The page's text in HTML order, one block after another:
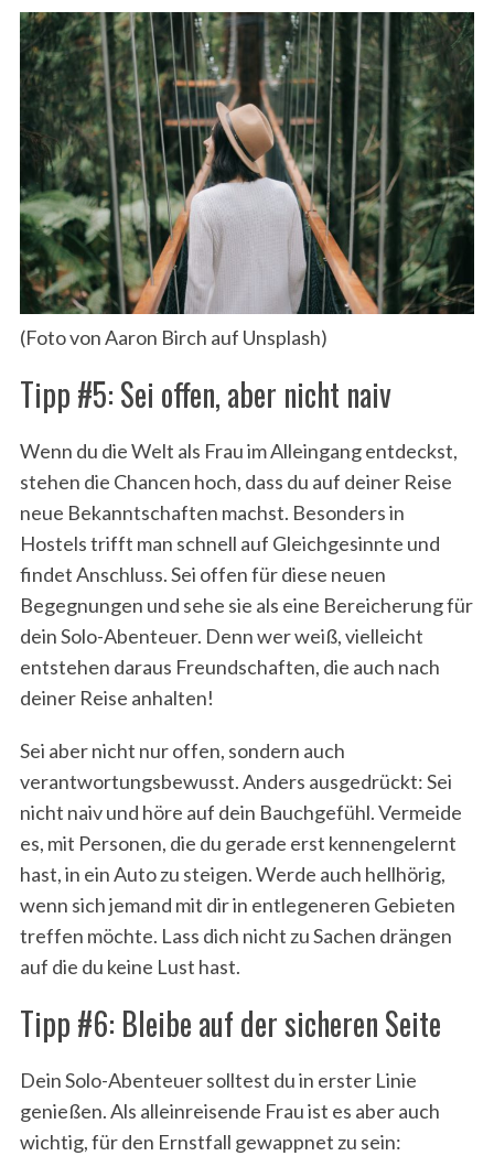
(Foto von Aaron Birch auf Unsplash)
Tipp #5: Sei offen, aber nicht naiv
Wenn du die Welt als Frau im Alleingang entdeckst,
stehen die Chancen hoch, dass du auf deiner Reise
neue Bekanntschaften machst. Besonders in
Hostels trifft man schnell auf Gleichgesinnte und
findet Anschluss. Sei offen für diese neuen
Begegnungen und sehe sie als eine Bereicherung für
dein Solo-Abenteuer. Denn wer weiß, vielleicht
entstehen daraus Freundschaften, die auch nach
deiner Reise anhalten!
Sei aber nicht nur offen, sondern auch
verantwortungsbewusst. Anders ausgedrückt: Sei
nicht naiv und höre auf dein Bauchgefühl. Vermeide
es, mit Personen, die du gerade erst kennengelernt
hast, in ein Auto zu steigen. Werde auch hellhörig,
wenn sich jemand mit dir in entlegeneren Gebieten
treffen möchte. Lass dich nicht zu Sachen drängen
auf die du keine Lust hast.
Tipp #6: Bleibe auf der sicheren Seite
Dein Solo-Abenteuer solltest du in erster Linie
genießen. Als alleinreisende Frau ist es aber auch
wichtig, für den Ernstfall gewappnet zu sein: